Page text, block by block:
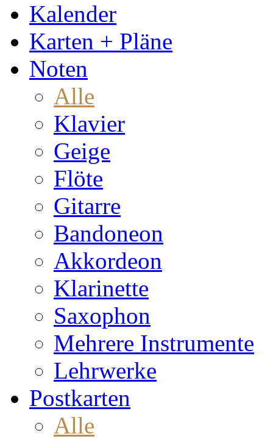
Kalender
Karten + Pläne
Noten
Alle
Klavier
Geige
Flöte
Gitarre
Bandoneon
Akkordeon
Klarinette
Saxophon
Mehrere Instrumente
Lehrwerke
Postkarten
Alle